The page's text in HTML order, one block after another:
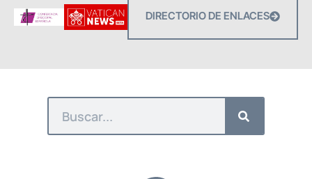
DIRECTORIO DE ENLACES